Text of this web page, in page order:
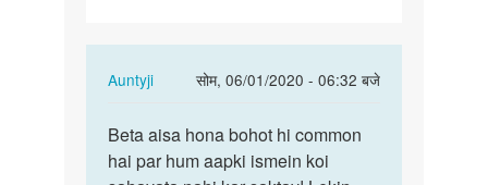
Auntyji
सोम, 06/01/2020 - 06:32 बजे
In
to
Mujhe
Beta
aisa
Beta aisa hona bohot hi common
hai par hum aapki ismein koi